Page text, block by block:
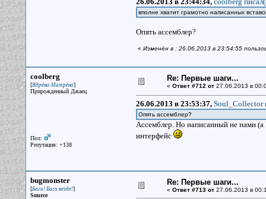
вполне хватит грамотно написанных
Опять ассемблер?
« Изменён в : 26.06.2013 в 23:54:55
coolberg
[Ядрёна-Матрёна]
Прирожденный Джаец
Пол:
Репутация: +138
Re: Первые шаги...
« Ответ #712 от27.06.2013 в
26.06.2013 в 23:53:37, Soul_Collector
Опять ассемблер?
Ассемблер. Но написанный не нами
интерфейс
bugmonster
[Баги! Баги везде!]
Source
Re: Первые шаги...
« Ответ #713 от27.06.2013 в